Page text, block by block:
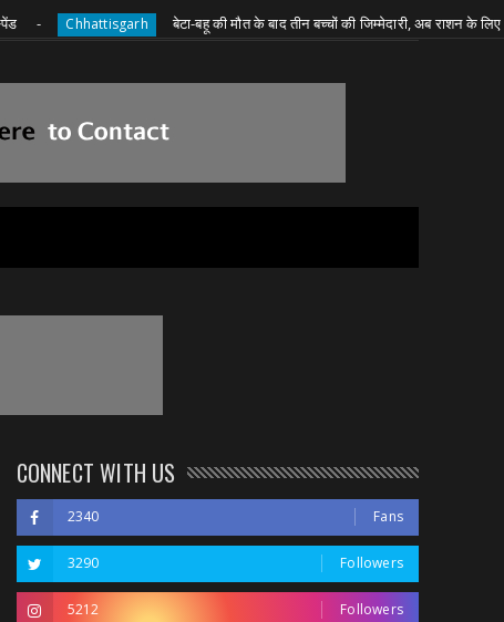
Chhattisgarh बेटा-बहू की मौत के बाद तीन बच्चों की जिम्मेदारी, अब राशन के लिए दादी की
CONNECT WITH US
2340 Fans
3290 Followers
5212 Followers